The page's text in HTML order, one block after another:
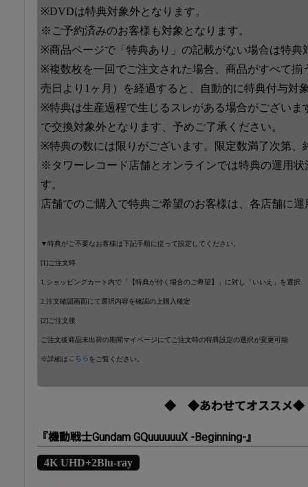
※DVDは特典対象外となります。
※ご予約済みのお客様も対象となります。
※商品ページで「特典あり」の記載がない場合は特典
※複数枚を一回でご注文された場合、商品がすべて揃
売日より1ヶ月）を経過すると、自動的に特典付与対
※特典は生産過程で生じるスレがある場合がございま
で交換対象外となります、予めご了承ください。
※特典の数には限りがございます。限定数満了次第、
※タワーレコード店舗とオンラインでは特典の運用
す。
店舗でのご購入で特典ご希望のお客様は、各店舗に
▼特典がご不要なお客様は下記手順に従って設定してください。
[1]ご注文時
1.ショッピングカート内で「【特典が付く場合のご希望】」に対し「いいえ」を選択
2.注文確認画面にて選択内容を確認の上購入確定
[2]ご注文後
ご注文後商品未出荷の期間マイページにてご注文時の特典設定の選択が変更可能
※詳細は こちらをご覧ください。
◆ ◆あわせてオスス
『機動戦士Gundam GQuuuuuuX -Beginning-』
4K UHD+2Blu-ray